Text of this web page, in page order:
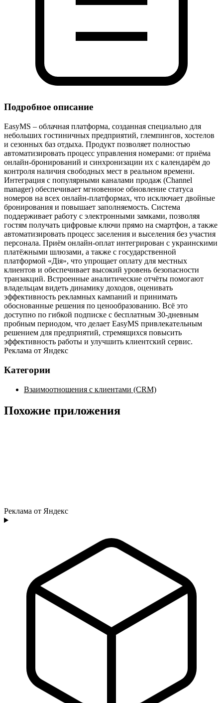
Подробное описание
EasyMS – облачная платформа, созданная специально для
небольших гостиничных предприятий, глемпингов, хостелов
и сезонных баз отдыха. Продукт позволяет полностью
автоматизировать процесс управления номерами: от приёма
онлайн‑бронирований и синхронизации их с календарём до
контроля наличия свободных мест в реальном времени.
Интеграция с популярными каналами продаж (Channel
manager) обеспечивает мгновенное обновление статуса
номеров на всех онлайн‑платформах, что исключает двойные
бронирования и повышает заполняемость. Система
поддерживает работу с электронными замками, позволяя
гостям получать цифровые ключи прямо на смартфон, а также
автоматизировать процесс заселения и выселения без участия
персонала. Приём онлайн‑оплат интегрирован с украинскими
платёжными шлюзами, а также с государственной
платформой «Дія», что упрощает оплату для местных
клиентов и обеспечивает высокий уровень безопасности
транзакций. Встроенные аналитические отчёты помогают
владельцам видеть динамику доходов, оценивать
эффективность рекламных кампаний и принимать
обоснованные решения по ценообразованию. Всё это
доступно по гибкой подписке с бесплатным 30‑дневным
пробным периодом, что делает EasyMS привлекательным
решением для предприятий, стремящихся повысить
эффективность работы и улучшить клиентский сервис.
Реклама от Яндекс
Категории
Взаимоотношения с клиентами (CRM)
Похожие приложения
Реклама от Яндекс